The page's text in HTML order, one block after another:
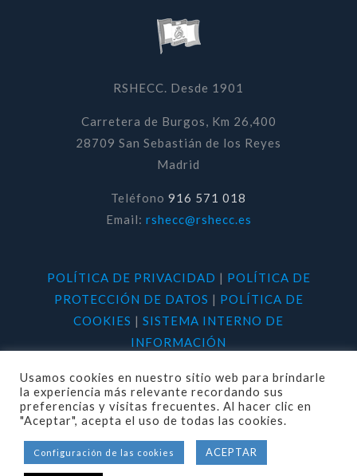
RSHECC. Desde 1901
Carretera de Burgos, Km 26,400
28709 San Sebastián de los Reyes
Madrid
Teléfono 916 571 018
Email: rshecc@rshecc.es
POLÍTICA DE PRIVACIDAD | POLÍTICA DE
PROTECCIÓN DE DATOS | POLÍTICA DE
COOKIES | SISTEMA INTERNO DE
INFORMACIÓN
© 2020 RSHECC. Todos los derechos
reservados.
Usamos cookies en nuestro sitio web para brindarle
la experiencia más relevante recordando sus
preferencias y visitas frecuentes. Al hacer clic en
"Aceptar", acepta el uso de todas las cookies.
Configuración de las cookies ACEPTAR